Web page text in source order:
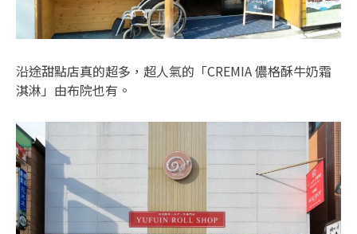
沿途甜點店真的超多，超人氣的「CREMIA 儂格酥牛奶霜
淇淋」由布院也有。